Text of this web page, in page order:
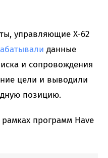
управляющие X-62
данные
и сопровождения
цели и выводили
позицию.
программ Have